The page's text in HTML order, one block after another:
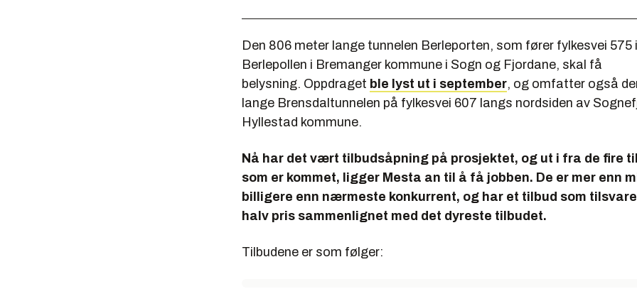
Den 806 meter lange tunnelen Berleporten, som fører fylkesvei 575
Berlepollen i Bremanger kommune i Sogn og Fjordane, skal få
belysning. Oppdraget ble lyst ut i september, og omfatter også
lange Brensdaltunnelen på fylkesvei 607 langs nordsiden av
Hyllestad kommune.
Nå har det vært tilbudsåpning på prosjektet, og ut i fra de fire
som er kommet, ligger Mesta an til å få jobben. De er mer enn
billigere enn nærmeste konkurrent, og har et tilbud som
halv pris sammenlignet med det dyreste tilbudet.
Tilbudene er som følger: